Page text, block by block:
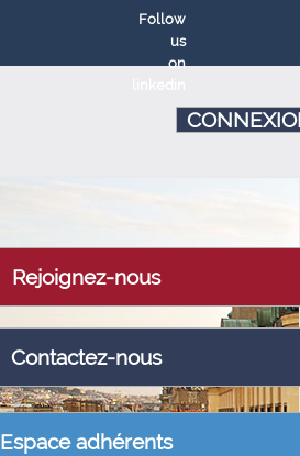
Follow
us
on
Rejoignez-nous
Contactez-nous
Espace adhérents